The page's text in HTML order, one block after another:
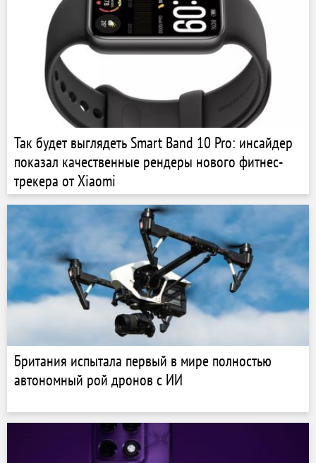
Так будет выглядеть Smart Band 10 Pro: инсайдер
показал качественные рендеры нового фитнес-
трекера от Xiaomi
Британия испытала первый в мире полностью
автономный рой дронов с ИИ